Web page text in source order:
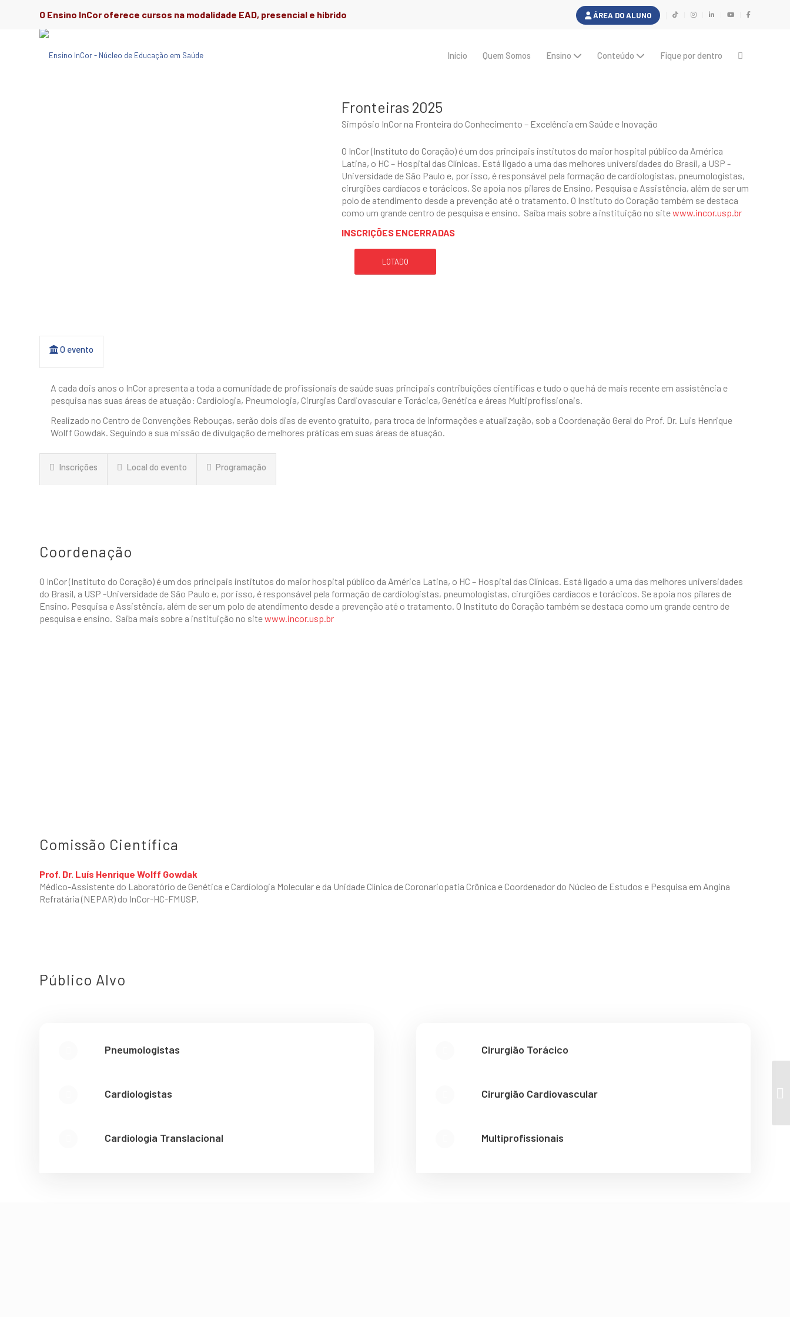
ÁREA DO ALUNO
O Ensino InCor oferece cursos na modalidade EAD, presencial e híbrido
Início Quem Somos Ensino Conteúdo Fique por dentro
Fronteiras 2025
Simpósio InCor na Fronteira do Conhecimento – Excelência em Saúde e Inovação
O InCor (Instituto do Coração) é um dos principais institutos do maior hospital público da América
Latina, o HC – Hospital das Clínicas. Está ligado a uma das melhores universidades do Brasil, a USP -
Universidade de São Paulo e, por isso, é responsável pela formação de cardiologistas, pneumologistas,
cirurgiões cardíacos e torácicos. Se apoia nos pilares de Ensino, Pesquisa e Assistência, além de ser um
polo de atendimento desde a prevenção até o tratamento. O Instituto do Coração também se destaca
como um grande centro de pesquisa e ensino. Saiba mais sobre a instituição no sitewww.incor.usp.br
INSCRIÇÕES ENCERRADAS
LOTADO
O evento
A cada dois anos o InCor apresenta a toda a comunidade de profissionais de saúde suas principais contribuições científicas e tudo o que há de mais recente em assistência e
pesquisa nas suas áreas de atuação: Cardiologia, Pneumologia, Cirurgias Cardiovascular e Torácica, Genética e áreas Multiprofissionais.
Realizado no Centro de Convenções Rebouças, serão dois dias de evento gratuito, para troca de informações e atualização, sob a Coordenação Geral do Prof. Dr. Luis Henrique
Wolff Gowdak. Seguindo a sua missão de divulgação de melhores práticas em suas áreas de atuação.
Inscrições Local do evento Programação
Coordenação
O InCor (Instituto do Coração) é um dos principais institutos do maior hospital público da América Latina, o HC – Hospital das Clínicas. Está ligado a uma das melhores universidades
do Brasil, a USP -Universidade de São Paulo e, por isso, é responsável pela formação de cardiologistas, pneumologistas, cirurgiões cardíacos e torácicos. Se apoia nos pilares de
Ensino, Pesquisa e Assistência, além de ser um polo de atendimento desde a prevenção até o tratamento. O Instituto do Coração também se destaca como um grande centro de
pesquisa e ensino. Saiba mais sobre a instituição no sitewww.incor.usp.br
Comissão Científica
Prof. Dr. Luís Henrique Wolff Gowdak
Médico-Assistente do Laboratório de Genética e Cardiologia Molecular e da Unidade Clínica de Coronariopatia Crônica e Coordenador do Núcleo de Estudos e Pesquisa em Angina
Refratária (NEPAR) do InCor-HC-FMUSP.
Público Alvo
Pneumologistas
Cardiologistas
Cardiologia Translacional
Cirurgião Torácico
Cirurgião Cardiovascular
Multiprofissionais